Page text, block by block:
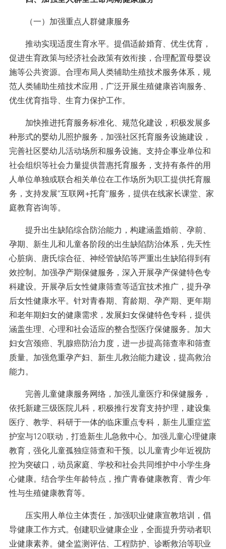
（一）加强重点人群健康服务
推动实现适度生育水平。提倡适龄婚育、优生优育，
促进生育政策与经济社会政策有效衔接，合理配置母婴设
施等公共资源。合理布局人类辅助生殖技术服务体系，规
范人类辅助生殖技术应用，广泛开展生殖健康咨询服务、
优生优育指导、生育力保护工作。
加快推进托育服务标准化、规范化建设，积极发展多
种形式的婴幼儿照护服务，加强社区托育服务设施建设，
完善社区婴幼儿活动场所和服务设施。支持企事业单位和
社会组织等社会力量提供普惠托育服务，支持有条件的用
人单位单独或联合相关单位在工作场所为职工提供托育服
务，支持发展“互联网+托育”服务，提供在线家长课堂、家
庭教育咨询等。
提升出生缺陷综合防治能力，构建涵盖婚前、孕前、
孕期、新生儿和儿童各阶段的出生缺陷防治体系，先天性
心脏病、唐氏综合征、神经管缺陷等严重出生缺陷得到有
效控制。加强孕产期保健服务，深入开展孕产保健特色专
科建设。开展孕后女性健康筛查等适宜技术推广，提升孕
后女性健康水平。针对青春期、育龄期、孕产期、更年期
和老年期妇女的健康需求，发展妇女保健特色专科，提供
涵盖生理、心理和社会适应的整合型医疗保健服务。加大
妇女宫颈癌、乳腺癌防治力度，进一步提高筛查率和筛查
质量。加强危重孕产妇、新生儿救治能力建设，提高救治
能力。
完善儿童健康服务网络，加强儿童医疗和保健服务，
依托新建三级医院儿科，积极推行发育支持护理，建设集
医疗、教学、科研于一体的临床重点专科，新生儿重症监
护室与120联动，打造新生儿急救中心。加强儿童心理健康
教育，强化儿童孤独症筛查和干预。以儿童青少年近视防
控为突破口，动员家庭、学校和社会共同维护中小学生身
心健康。结合学生年龄特点，推广青春健康教育、青少年
性与生殖健康教育等。
压实用人单位主体责任，加强职业健康宣教培训，倡
导健康工作方式。创建职业健康企业，全面提升劳动者职
业健康素养。健全监测评估、工程防护、诊断救治等职业